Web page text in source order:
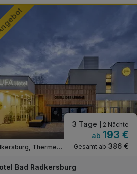
Restplätze
Bad Radkersburg, Thermen- & Vulkanland Steiermark
3 Tage | 2 Nächte
ab 193 €
Gesamt ab 386 €
Bad Radkersburg